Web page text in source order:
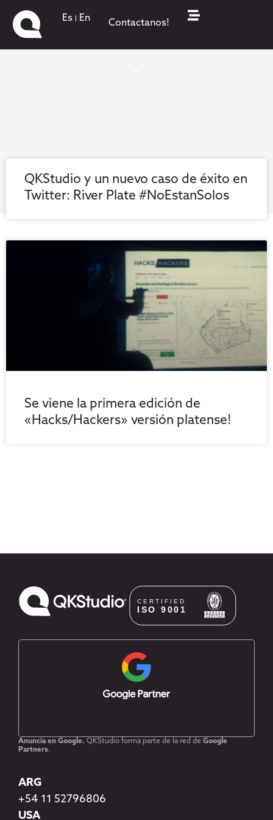
Es En Contactanos!
QKStudio y un nuevo caso de éxito en
Twitter: River Plate #NoEstanSolos
Se viene la primera edición de
«Hacks/Hackers» versión platense!
Anuncia en Google. QKStudio forma parte de la red de Google
Partners.
ARG
+54 11 52796806
USA